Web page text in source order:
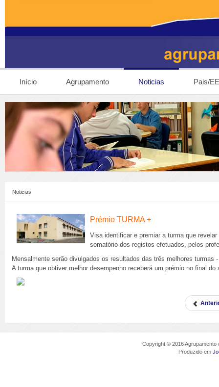
Início Agrupamento Noticias Pais/EE
Noticias
Prémio TURMA +
Visa identificar e premiar a turma que
somatório dos registos efetuados, pelos
Mensalmente serão divulgados os resultados das três melhores turmas
A turma que obtiver melhordesempenho receberá um prémio no final do
Copyright © 2016
Produzido em